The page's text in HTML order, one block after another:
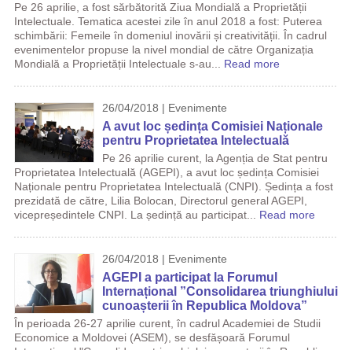
Pe 26 aprilie, a fost sărbătorită Ziua Mondială a Proprietății
Intelectuale. Tematica acestei zile în anul 2018 a fost: Puterea
schimbării: Femeile în domeniul inovării și creativității. În cadrul
evenimentelor propuse la nivel mondial de către Organizația
Mondială a Proprietății Intelectuale s-au... Read more
26/04/2018 | Evenimente
A avut loc ședința Comisiei Naționale
pentru Proprietatea Intelectuală
Pe 26 aprilie curent, la Agenția de Stat pentru
Proprietatea Intelectuală (AGEPI), a avut loc ședința Comisiei
Naționale pentru Proprietatea Intelectuală (CNPI). Ședința a fost
prezidată de către, Lilia Bolocan, Directorul general AGEPI,
vicepreședintele CNPI. La ședință au participat... Read more
26/04/2018 | Evenimente
AGEPI a participat la Forumul
Internațional ”Consolidarea triunghiului
cunoașterii în Republica Moldova”
În perioada 26-27 aprilie curent, în cadrul Academiei de Studii
Economice a Moldovei (ASEM), se desfășoară Forumul